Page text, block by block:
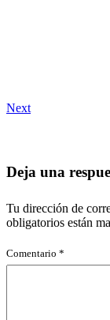
Next
Deja una
Tu dirección de
obligatorios están
Comentario *